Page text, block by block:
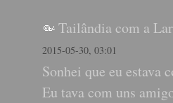
Tailândia com a
2015-05-30, 03:01
Sonhei que eu estava
Eu tava com uns